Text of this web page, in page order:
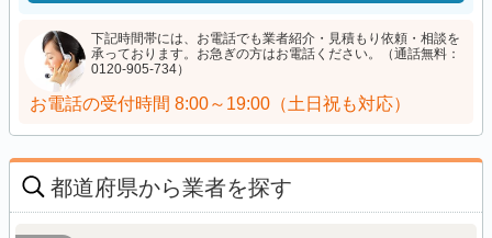
下記時間帯には、お電話でも業者紹介・見積もり依頼・相談を
承っております。お急ぎの方はお電話ください。（通話無料：
0120-905-734）
お電話の受付時間 8:00～19:00（土日祝も対応）
都道府県から業者を探す